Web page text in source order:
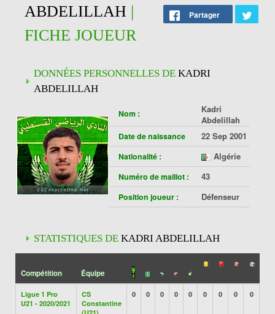
ABDELILLAH |
FICHE JOUEUR
Partager
DONNÉES PERSONNELLES DE KADRI
ABDELILLAH
Nom :
Kadri
Abdelillah
Date de naissance 22 Sep 2001
Nationalité : Algérie
Numéro de maillot : 43
Position joueur : Défenseur
STATISTIQUES DE KADRI ABDELILLAH
Compétition Équipe
Ligue 1 Pro
U21 - 2020/2021
CS
Constantine
0 0 0 0 0 0 0 0 0